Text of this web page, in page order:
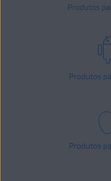
Produtos
Produtos
Produtos